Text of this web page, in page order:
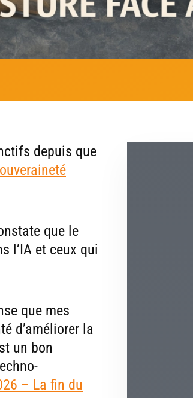
depuis que
que le
l’IA et ceux qui
que mes
d’améliorer la
un bon
– La fin du